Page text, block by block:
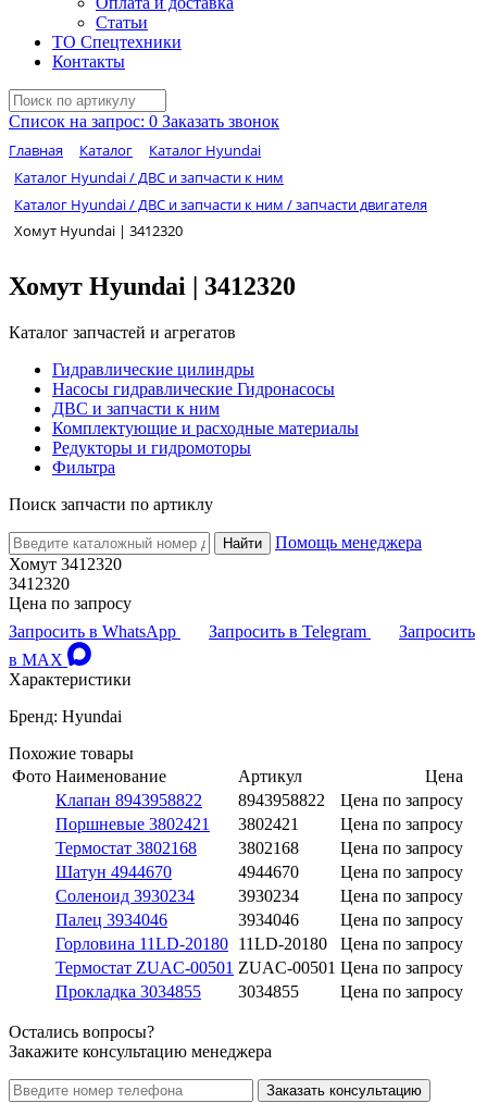
Статьи
ТО Спецтехники
Контакты
Список на запрос: 0 Заказать звонок
Главная Каталог
Каталог Hyundai
Каталог Hyundai / ДВС и запчасти к ним
Каталог Hyundai / ДВС и запчасти к ним / запчасти двигателя
Хомут Hyundai | 3412320
Хомут Hyundai | 3412320
Каталог запчастей и агрегатов
Гидравлические цилиндры
Насосы гидравлические Гидронасосы
ДВС и запчасти к ним
Комплектующие и расходные материалы
Редукторы и гидромоторы
Фильтра
Поиск запчасти по артиклу
Найти
Помощь менеджера
Хомут 3412320
3412320
Цена по запросу
Запросить в WhatsApp
Запросить в Telegram
Запросить
в MAX
Характеристики
Бренд: Hyundai
Похожие товары
Фото Наименование Артикул
Цена
Клапан 8943958822
8943958822
Цена по запросу
Поршневые 3802421
3802421
Цена по запросу
Термостат 3802168
3802168
Цена по запросу
Шатун 4944670
4944670
Цена по запросу
Соленоид 3930234
3930234
Цена по запросу
Палец 3934046
3934046
Цена по запросу
Горловина 11LD-20180 11LD-20180
Цена по запросу
Термостат ZUAC-00501 ZUAC-00501 Цена по запросу
Прокладка 3034855
3034855 Цена по запросу
Остались вопросы?
Закажите консультацию менеджера
Заказать консультацию